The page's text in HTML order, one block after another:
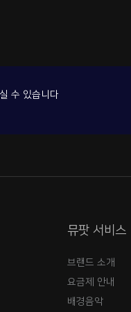
수 있습니다
뮤팟 서비스
브랜드 소개
요금제 안내
배경음악